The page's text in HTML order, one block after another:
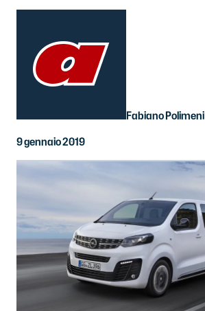
Fabiano Polimeni
9 gennaio 2019